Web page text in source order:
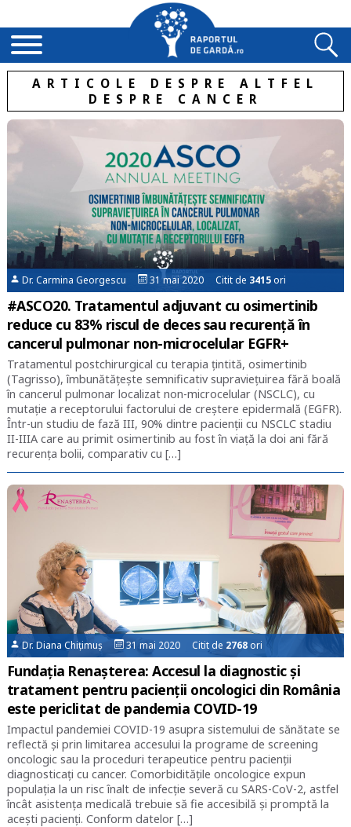
ARTICOLE DESPRE ALTFEL
DESPRE CANCER
Dr. Carmina Georgescu 31 mai 2020 Citit de 3415ori
#ASCO20. Tratamentul adjuvant cu osimertinib
reduce cu 83% riscul de deces sau recurență în
cancerul pulmonar non-microcelular EGFR+
Tratamentul postchirurgical cu terapia țintită, osimertinib
(Tagrisso), îmbunătățește semnificativ supraviețuirea fără boală
în cancerul pulmonar localizat non-microcelular (NSCLC), cu
mutație a receptorului factorului de creștere epidermală (EGFR).
Într-un studiu de fază III, 90% dintre pacienții cu NSCLC stadiu
II-IIIA care au primit osimertinib au fost în viață la doi ani fără
recurența bolii, comparativ cu […]
Dr. Diana Chițimuș 31 mai 2020 Citit de 2768ori
Fundația Renașterea: Accesul la diagnostic și
tratament pentru pacienții oncologici din România
este periclitat de pandemia COVID-19
Impactul pandemiei COVID-19 asupra sistemului de sănătate se
reflectă și prin limitarea accesului la programe de screening
oncologic sau la proceduri terapeutice pentru pacienții
diagnosticați cu cancer. Comorbiditățile oncologice expun
populația la un risc înalt de infecție severă cu SARS-CoV-2, astfel
încât asistența medicală trebuie să fie accesibilă și promptă la
acești pacienți. Conform datelor […]